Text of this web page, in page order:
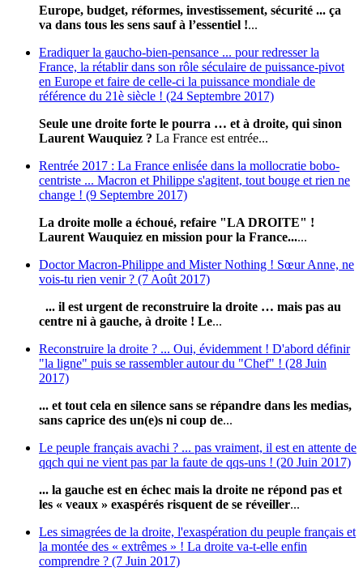
Europe, budget, réformes, investissement, sécurité ... ça
va dans tous les sens sauf à l’essentiel !...
Eradiquer la gaucho-bien-pensance ... pour redresser la
France, la rétablir dans son rôle séculaire de puissance-pivot
en Europe et faire de celle-ci la puissance mondiale de
référence du 21è siècle ! (24 Septembre 2017)
Seule une droite forte le pourra … et à droite, qui sinon
Laurent Wauquiez ? La France est entrée...
Rentrée 2017 : La France enlisée dans la mollocratie bobo-
centriste ... Macron et Philippe s'agitent, tout bouge et rien ne
change ! (9 Septembre 2017)
La droite molle a échoué, refaire "LA DROITE" !
Laurent Wauquiez en mission pour la France......
Doctor Macron-Philippe and Mister Nothing ! Sœur Anne, ne
vois-tu rien venir ? (7 Août 2017)
... il est urgent de reconstruire la droite … mais pas au
centre ni à gauche, à droite ! Le...
Reconstruire la droite ? ... Oui, évidemment ! D'abord définir
"la ligne" puis se rassembler autour du "Chef" ! (28 Juin
2017)
... et tout cela en silence sans se répandre dans les medias,
sans caprice des un(e)s ni coup de...
Le peuple français avachi ? ... pas vraiment, il est en attente de
qqch qui ne vient pas par la faute de qqs-uns ! (20 Juin 2017)
... la gauche est en échec mais la droite ne répond pas et
les « veaux » exaspérés risquent de se réveiller...
Les simagrées de la droite, l'exaspération du peuple français et
la montée des « extrêmes » ! La droite va-t-elle enfin
comprendre ? (7 Juin 2017)